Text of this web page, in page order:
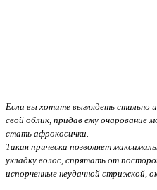
Если вы хотите выглядеть стильно
свой облик, придав ему
стать афрокосички.
Такая прическа позволяет
укладку волос, спрятать от
испорченные неудачной стрижкой,